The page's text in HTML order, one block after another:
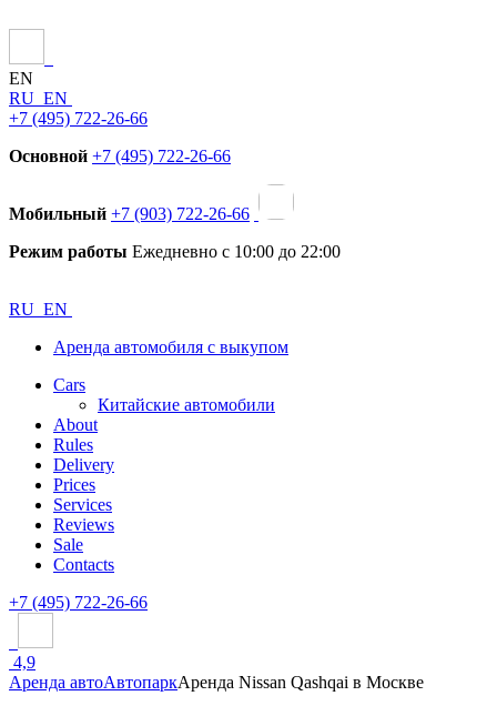
EN
RU EN
+7 (495) 722-26-66
Основной +7 (495) 722-26-66
Мобильный +7 (903) 722-26-66
Режим работы Ежедневно с 10:00 до 22:00
RU EN
Аренда автомобиля с выкупом
Cars
Китайские автомобили
About
Rules
Delivery
Prices
Services
Reviews
Sale
Contacts
+7 (495) 722-26-66
4,9
Аренда автоАвтопаркАренда Nissan Qashqai в Москве